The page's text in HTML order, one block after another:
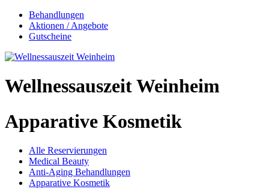
Behandlungen
Aktionen / Angebote
Gutscheine
Wellnessauszeit Weinheim
Apparative Kosmetik
Alle Reservierungen
Medical Beauty
Anti-Aging Behandlungen
Apparative Kosmetik